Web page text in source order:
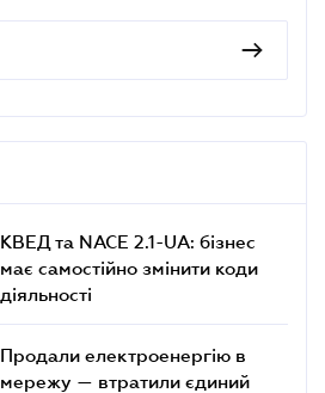
КВЕД та NACE 2.1-UA: бізнес
має самостійно змінити коди
діяльності
Продали електроенергію в
мережу — втратили єдиний